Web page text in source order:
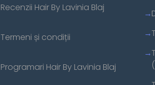
Recenzii Hair By Lavinia Blaj
Termeni și condiții
Programari Hair By Lavinia Blaj